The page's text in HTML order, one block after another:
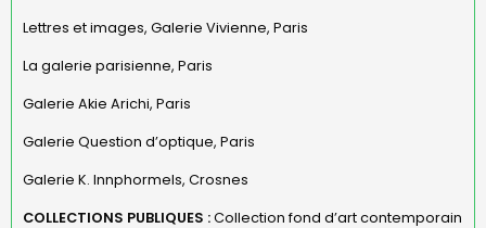
Lettres et images, Galerie Vivienne, Paris
La galerie parisienne, Paris
Galerie Akie Arichi, Paris
Galerie Question d’optique, Paris
Galerie K. Innphormels, Crosnes
COLLECTIONS PUBLIQUES :Collection fond d’art contemporain